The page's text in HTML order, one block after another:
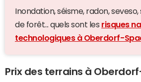
Inondation, séisme, radon, seveso,
de forêt... quels sont les risques
technologiques à Oberdorf-
Prix des terrains à